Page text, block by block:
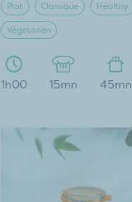
Plat Classique Healthy
Végétarien
1h00 15mn 45mn